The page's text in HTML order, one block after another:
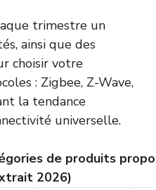
trimestre un
ainsi que des
choisir votre
: Zigbee, Z-Wave,
la tendance
universelle.
de produits
2026)